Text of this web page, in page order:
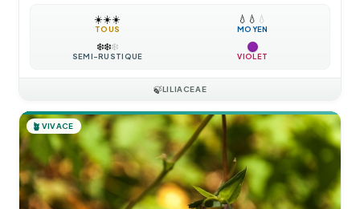
☀️☀️☀️
TOUS
💧 💧 💧
MOYEN
❄️❄️❄️
SEMI-RUSTIQUE VIOLET
🍃LILIACEAE
🪴 VIVACE